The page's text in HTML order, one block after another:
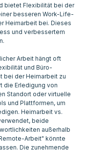
bietet Flexibilität bei der
besseren Work-Life-
Heimarbeit bei. Dieses
und verbessertem
Arbeit hängt oft
und Büro-
bei der Heimarbeit zu
die Erledigung von
Standort oder virtuelle
und Plattformen, um
Heimarbeit vs.
beide
außerhalb
Arbeit" könnte
Die zunehmende